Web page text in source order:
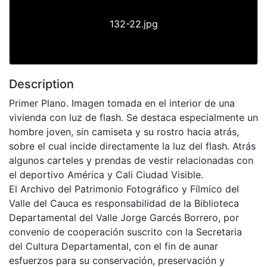
132-22.jpg
Description
Primer Plano. Imagen tomada en el interior de una
vivienda con luz de flash. Se destaca especialmente un
hombre joven, sin camiseta y su rostro hacia atrás,
sobre el cual incide directamente la luz del flash. Atrás
algunos carteles y prendas de vestir relacionadas con
el deportivo América y Cali Ciudad Visible.
El Archivo del Patrimonio Fotográfico y Fílmico del
Valle del Cauca es responsabilidad de la Biblioteca
Departamental del Valle Jorge Garcés Borrero, por
convenio de cooperación suscrito con la Secretaria
del Cultura Departamental, con el fin de aunar
esfuerzos para su conservación, preservación y